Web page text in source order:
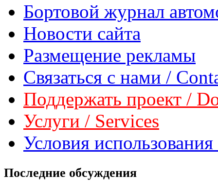
Бортовой журнал
Новости сайта
Размещение рекламы
Связаться с нами /
Поддержать проект /
Услуги / Services
Условия
Последние обсуждения